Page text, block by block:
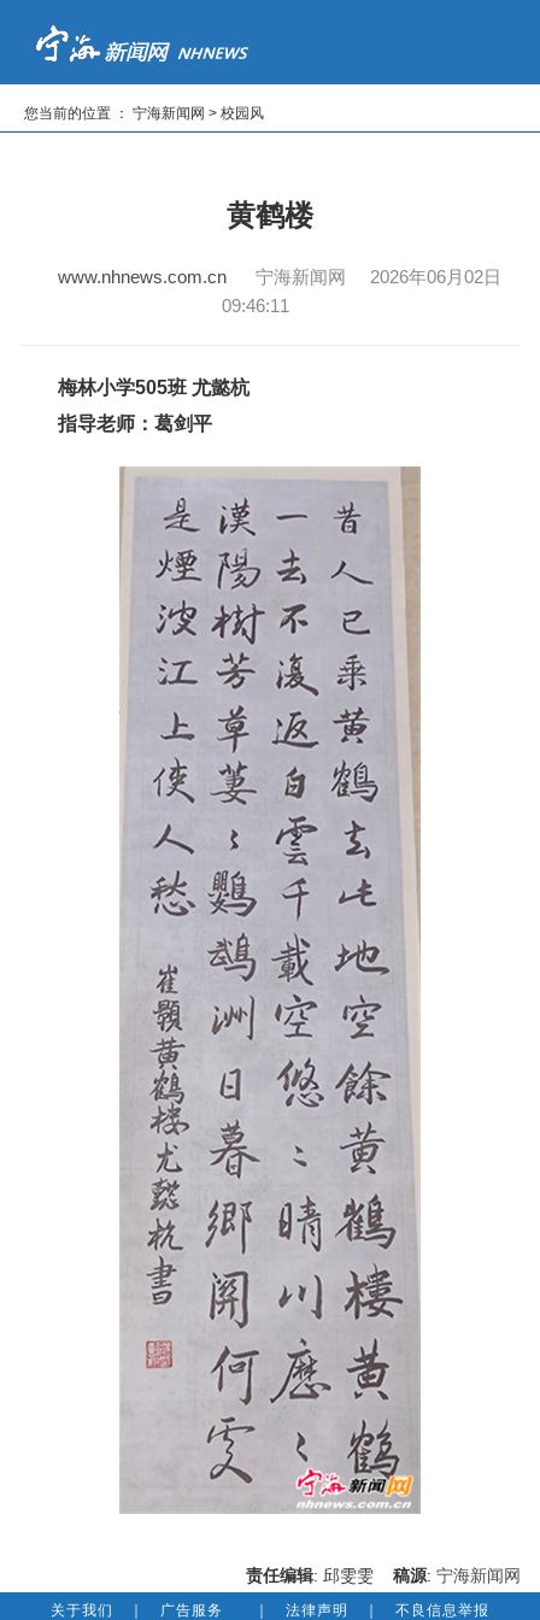
首页 | 新闻 | 专题 | 读报纸
您当前的位置 ： 宁海新闻网 > 校园风
黄鹤楼
www.nhnews.com.cn宁海新闻网 2026年06月02日
09:46:11
梅林小学505班 尤懿杭
指导老师：葛剑平
责任编辑: 邱雯雯 稿源: 宁海新闻网
关于我们 广告服务 法律声明 不良信息举报